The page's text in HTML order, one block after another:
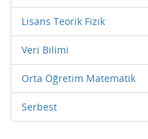
Lisans Teorik Fizik
Veri Bilimi
Orta Öğretim Matematik
Serbest